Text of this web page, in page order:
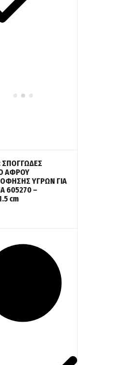
ΣΠΟΓΓΩΔΕΣ
ΑΦΡΟΥ
ΥΓΡΩΝ ΓΙΑ
605270 –
cm